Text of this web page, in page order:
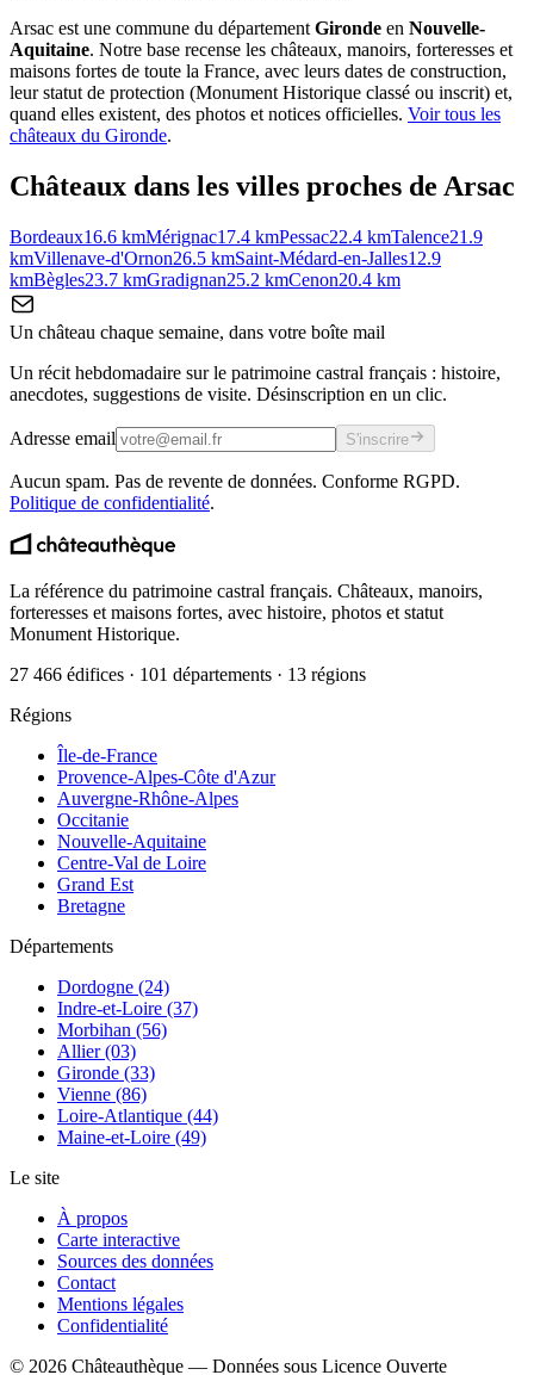
Arsac est une commune du départementGironde en Nouvelle-
Aquitaine. Notre base recense les châteaux, manoirs, forteresses et
maisons fortes de toute la France, avec leurs dates de construction,
leur statut de protection (Monument Historique classé ou inscrit) et,
quand elles existent, des photos et notices officielles. Voir tous les
châteaux du Gironde.
Châteaux dans les villes proches de Arsac
Bordeaux16.6 kmMérignac17.4 kmPessac22.4 kmTalence21.9
kmVillenave-d'Ornon26.5 kmSaint-Médard-en-Jalles12.9
kmBègles23.7 kmGradignan25.2 kmCenon20.4 km
Un château chaque semaine, dans votre boîte mail
Un récit hebdomadaire sur le patrimoine castral français : histoire,
anecdotes, suggestions de visite. Désinscription en un clic.
Adresse email S'inscrire
Aucun spam. Pas de revente de données. Conforme RGPD.
Politique de confidentialité.
La référence du patrimoine castral français. Châteaux, manoirs,
forteresses et maisons fortes, avec histoire, photos et statut
Monument Historique.
27 466 édifices · 101 départements · 13 régions
Régions
Île-de-France
Provence-Alpes-Côte d'Azur
Auvergne-Rhône-Alpes
Occitanie
Nouvelle-Aquitaine
Centre-Val de Loire
Grand Est
Bretagne
Départements
Dordogne (24)
Indre-et-Loire (37)
Morbihan (56)
Allier (03)
Gironde (33)
Vienne (86)
Loire-Atlantique (44)
Maine-et-Loire (49)
Le site
À propos
Carte interactive
Sources des données
Contact
Mentions légales
Confidentialité
© 2026 Châteauthèque — Données sous Licence Ouverte